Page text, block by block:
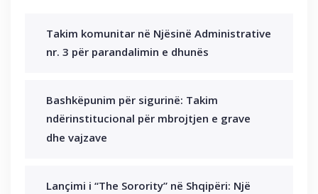
Takim komunitar në Njësinë Administrative
nr. 3 për parandalimin e dhunës
Bashkëpunim për sigurinë: Takim
ndërinstitucional për mbrojtjen e grave
dhe vajzave
Lançimi i “The Sorority” në Shqipëri: Një